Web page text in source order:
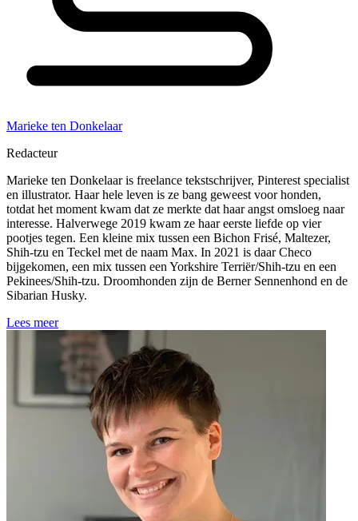
Marieke ten Donkelaar
Redacteur
Marieke ten Donkelaar is freelance tekstschrijver, Pinterest specialist
en illustrator. Haar hele leven is ze bang geweest voor honden,
totdat het moment kwam dat ze merkte dat haar angst omsloeg naar
interesse. Halverwege 2019 kwam ze haar eerste liefde op vier
pootjes tegen. Een kleine mix tussen een Bichon Frisé, Maltezer,
Shih-tzu en Teckel met de naam Max. In 2021 is daar Checo
bijgekomen, een mix tussen een Yorkshire Terriër/Shih-tzu en een
Pekinees/Shih-tzu. Droomhonden zijn de Berner Sennenhond en de
Sibarian Husky.
Lees meer